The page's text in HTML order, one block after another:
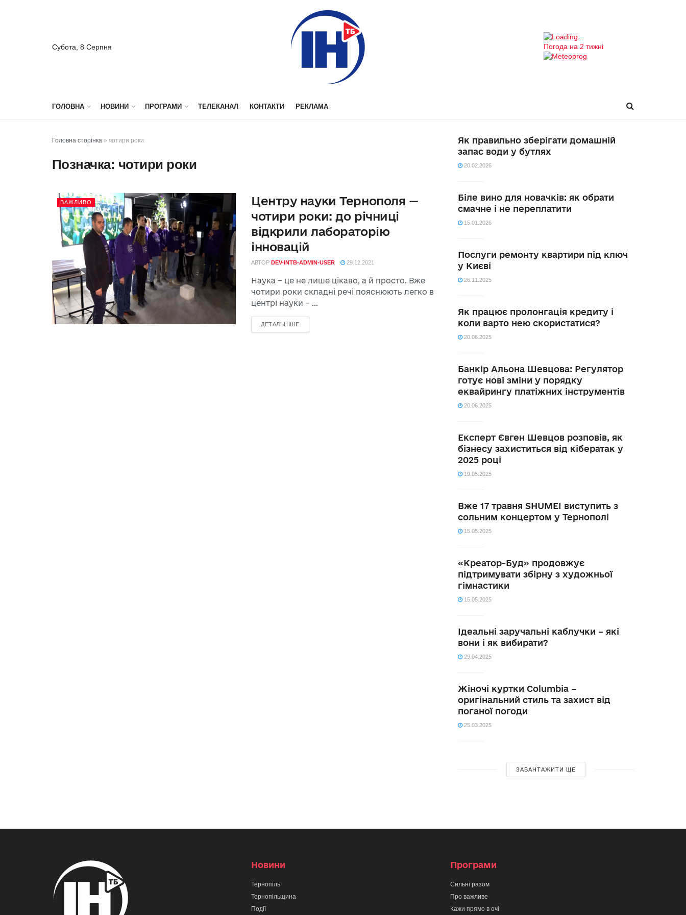
Субота, 8 Серпня Погода на 2 тижні
ГОЛОВНА НОВИНИ ПРОГРАМИ ТЕЛЕКАНАЛ КОНТАКТИ РЕКЛАМА
Головна сторінка » чотири роки
Позначка: чотири роки
ВАЖЛИВО
Центру науки Тернополя —
чотири роки: до річниці
відкрили лабораторію
інновацій
АВТОР DEV-INTB-ADMIN-USER 29.12.2021
Наука – це не лише цікаво, а й просто. Вже
чотири роки складні речі пояснюють легко в
центрі науки – ...
ДЕТАЛЬНІШЕ
Як правильно зберігати домашній
запас води у бутлях
20.02.2026
Біле вино для новачків: як обрати
смачне і не переплатити
15.01.2026
Послуги ремонту квартири під ключ
у Києві
26.11.2025
Як працює пролонгація кредиту і
коли варто нею скористатися?
20.06.2025
Банкір Альона Шевцова: Регулятор
готує нові зміни у порядку
еквайрингу платіжних інструментів
20.06.2025
Експерт Євген Шевцов розповів, як
бізнесу захиститься від кібератак у
2025 році
19.05.2025
Вже 17 травня SHUMEI виступить з
сольним концертом у Тернополі
15.05.2025
«Креатор-Буд» продовжує
підтримувати збірну з художньої
гімнастики
15.05.2025
Ідеальні заручальні каблучки – які
вони і як вибирати?
29.04.2025
Жіночі куртки Columbia –
оригінальний стиль та захист від
поганої погоди
25.03.2025
ЗАВАНТАЖИТИ ЩЕ
Новини
Тернопіль
Тернопільщина
Події
Програми
Сильні разом
Про важливе
Кажи прямо в очі